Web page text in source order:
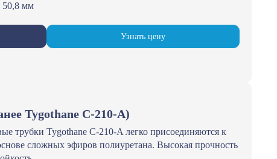
50,8 мм
Узнать цену
Tygothane С-210-А)
трубки Tygothane С-210-A легко присоединяются к
сложных эфиров полиуретана. Высокая прочность